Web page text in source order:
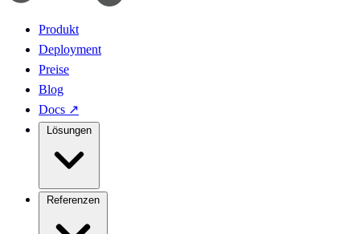
Produkt
Deployment
Preise
Blog
Docs ↗